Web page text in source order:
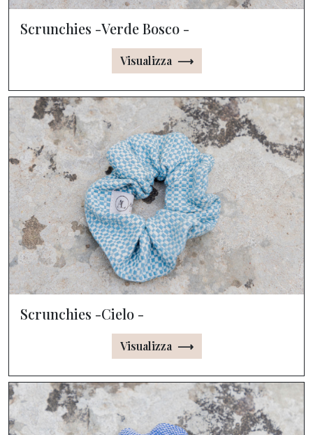
Scrunchies -Verde Bosco -
Visualizza ⟶
Scrunchies -Cielo -
Visualizza ⟶